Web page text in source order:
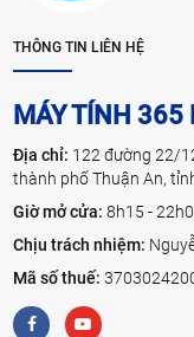
THÔNG TIN LIÊN HỆ
MÁY TÍNH 365
Địa chỉ: 122 đường 22/
thành phố Thuận An,
Giờ mở cửa:8h15 -
Chịu trách nhiệm:
Mã số thuế: